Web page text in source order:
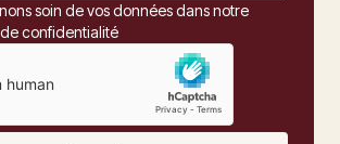
soin de vos données dans notre
confidentialité